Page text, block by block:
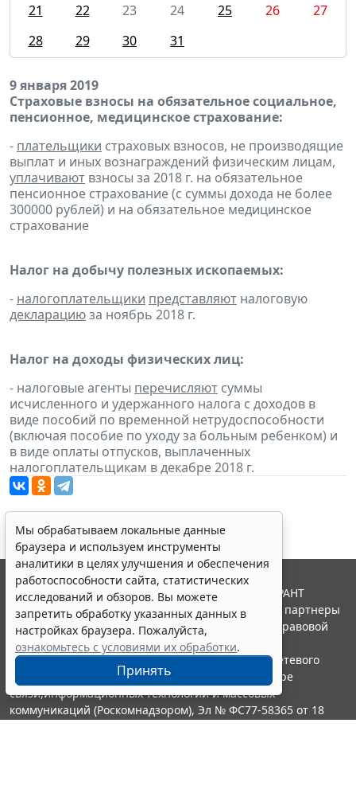
21
22 23 24 25 26
27
28
29 30 31
9 января 2019
Страховые взносы на обязательное социальное,
пенсионное, медицинское страхование:
- плательщики страховых взносов, не производящие
выплат и иных вознаграждений физическим лицам,
уплачивают взносы за 2018 г. на обязательное
пенсионное страхование (с суммы дохода не более
300000 рублей) и на обязательное медицинское
страхование
Налог на добычу полезных ископаемых:
- налогоплательщики представляют налоговую
декларациюза ноябрь 2018 г.
Налог на доходы физических лиц:
- налоговые агенты перечисляют суммы
исчисленного и удержанного налога с доходов в
виде пособий по временной нетрудоспособности
(включая пособие по уходу за больным ребенком) и
в виде оплаты отпусков, выплаченных
налогоплательщикам в декабре 2018 г.
Мы обрабатываем локальные данные
браузера и используем инструменты
аналитики в целях улучшения и обеспечения
работоспособности сайта, статистических
исследований и обзоров. Вы можете
запретить обработку указанных данных в
настройках браузера. Пожалуйста,
ознакомьтесь с условиями их обработки.
Принять
© ООО "НПП "ГАРАНТ-СЕРВИС", 2026. Система ГАРАНТ
выпускается с 1990 года. Компания "Гарант" и ее партнеры
являются участниками Российской ассоциации правовой
информации ГАРАНТ.
Портал ГАРАНТ.РУ зарегистрирован в качестве сетевого
издания Федеральной службой по надзору в сфере
связи,информационных технологий и массовых
коммуникаций (Роскомнадзором), Эл № ФС77-58365 от 18